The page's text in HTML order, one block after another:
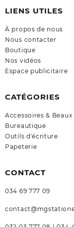
LIENS UTILES
À propos de nous
Nous contacter
Boutique
Nos vidéos
Espace publicitaire
CATÉGORIES
Accessoires &
Bureautique
Outils d'écriture
Papeterie
CONTACT
034 69 777 09